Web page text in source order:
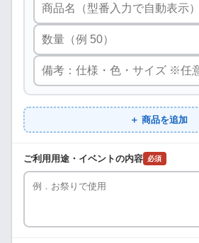
＋ 商品を追加
ご利用用途・イベントの内容 必須